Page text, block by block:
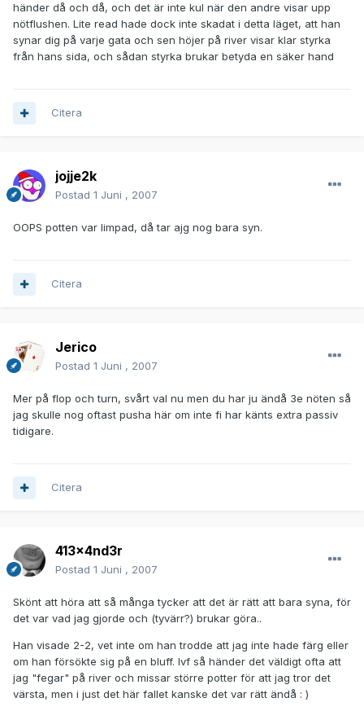
händer då och då, och det är inte kul när den andre visar upp
nötflushen. Lite read hade dock inte skadat i detta läget, att han
synar dig på varje gata och sen höjer på river visar klar styrka
från hans sida, och sådan styrka brukar betyda en säker hand
Citera
jojje2k
Postad 1 Juni , 2007
OOPS potten var limpad, då tar ajg nog bara syn.
Citera
Jerico
Postad 1 Juni , 2007
Mer på flop och turn, svårt val nu men du har ju ändå 3e nöten så
jag skulle nog oftast pusha här om inte fi har känts extra passiv
tidigare.
Citera
413x4nd3r
Postad 1 Juni , 2007
Skönt att höra att så många tycker att det är rätt att bara syna, för
det var vad jag gjorde och (tyvärr?) brukar göra..
Han visade 2-2, vet inte om han trodde att jag inte hade färg eller
om han försökte sig på en bluff. Ivf så händer det väldigt ofta att
jag "fegar" på river och missar större potter för att jag tror det
värsta, men i just det här fallet kanske det var rätt ändå : )